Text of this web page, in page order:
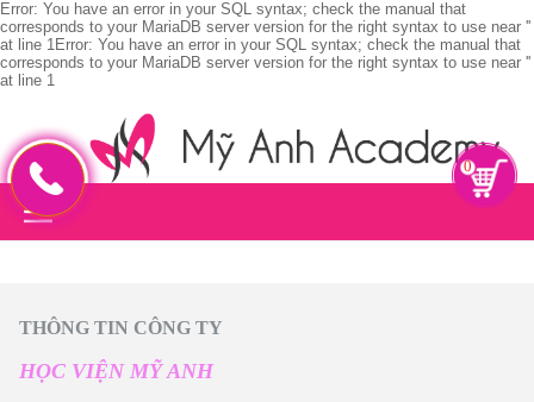
Error: You have an error in your SQL syntax; check the manual that
corresponds to your MariaDB server version for the right syntax to use near ''
at line 1Error: You have an error in your SQL syntax; check the manual that
corresponds to your MariaDB server version for the right syntax to use near ''
at line 1
0
THÔNG TIN CÔNG TY
HỌC VIỆN MỸ ANH